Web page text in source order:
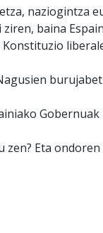
naziogintza
baina
Eta